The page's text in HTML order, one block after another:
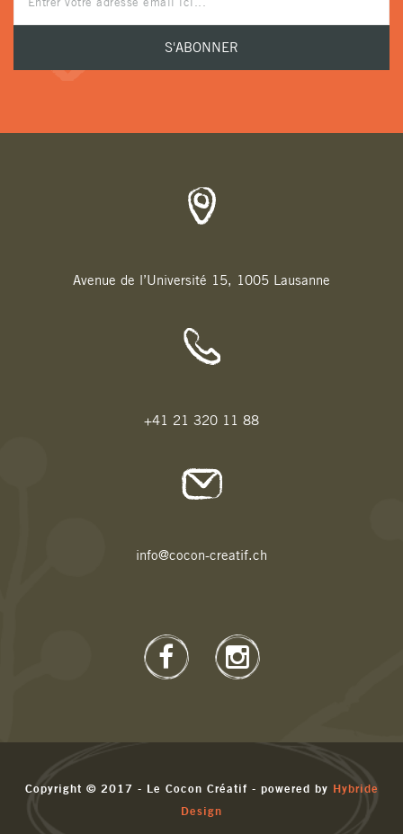
Avenue de l’Université 15, 1005 Lausanne
+41 21 320 11 88
info@cocon-creatif.ch
Copyright © 2017 - Le Cocon Créatif - powered by
Hybride
Design